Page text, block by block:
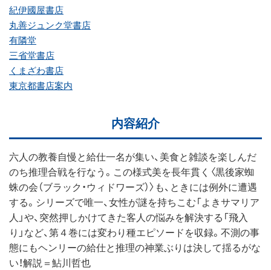
紀伊國屋書店
丸善ジュンク堂書店
有隣堂
三省堂書店
くまざわ書店
東京都書店案内
内容紹介
六人の教養自慢と給仕一名が集い、美食と雑談を楽しんだ
のち推理合戦を行なう。この様式美を長年貫く〈黒後家蜘
蛛の会（ブラック・ウィドワーズ）〉も、ときには例外に遭遇
する。シリーズで唯一、女性が謎を持ちこむ「よきサマリア
人」や、突然押しかけてきた客人の悩みを解決する「飛入
り」など、第４巻には変わり種エピソードを収録。不測の事
態にもヘンリーの給仕と推理の神業ぶりは決して揺るがな
い！解説＝鮎川哲也